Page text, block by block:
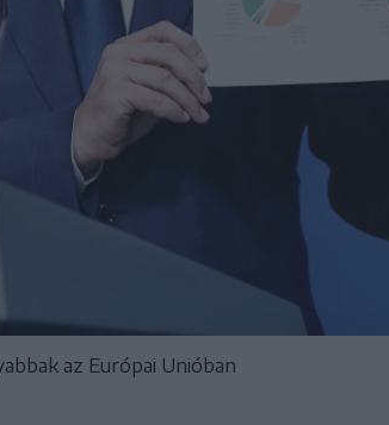
az Európai Unióban